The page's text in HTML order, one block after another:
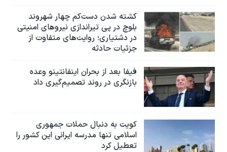
کشته شدن دست‌کم چهار شهروند
بلوچ در پی تیراندازی نیروهای امنیتی
در دشتیاری؛ روایت‌های متفاوت از
جزئیات حادثه
فیفا بعد از بحران اینفانتینو وعده
بازنگری در روند تصمیم‌گیری داد
کویت به دنبال حملات جمهوری
اسلامی تنها مدرسه ایرانی این کشور را
تعطیل کرد